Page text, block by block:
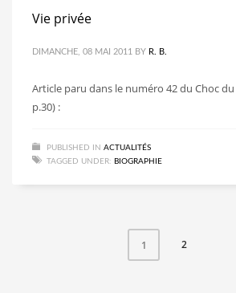
Vie privée
DIMANCHE, 08 MAI 2011 BY R. B.
Article paru dans le numéro 42 du Choc
p.30) :
PUBLISHED IN ACTUALITÉS
TAGGED UNDER: BIOGRAPHIE
1 2